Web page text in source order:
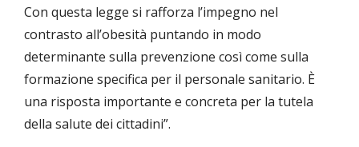
Con questa legge si rafforza l’impegno nel
contrasto all’obesità puntando in modo
determinante sulla prevenzione così come sulla
formazione specifica per il personale sanitario. È
una risposta importante e concreta per la tutela
della salute dei cittadini”.